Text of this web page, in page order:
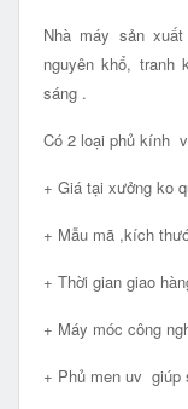
Nhà máy sản
nguyên khổ, tranh
sáng .
Có 2 loại phủ kính
+ Giá tại xưởng ko
+ Mẫu mã ,kích
+ Thời gian giao
+ Máy móc công
+ Phủ men uv giúp